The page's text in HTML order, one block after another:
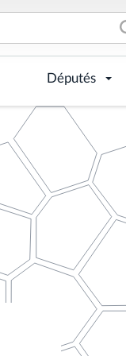
Députés